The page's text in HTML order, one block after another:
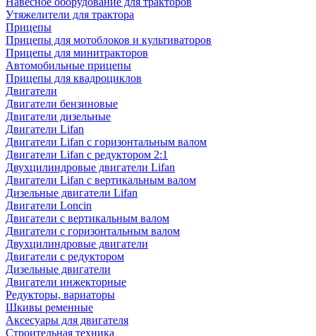
Утяжелители для трактора
Прицепы
Прицепы для мотоблоков и культиваторов
Прицепы для минитракторов
Автомобильные прицепы
Прицепы для квадроциклов
Двигатели
Двигатели бензиновые
Двигатели дизельные
Двигатели Lifan
Двигатели Lifan с горизонтальным валом
Двигатели Lifan с редуктором 2:1
Двухцилиндровые двигатели Lifan
Двигатели Lifan с вертикальным валом
Дизельные двигатели Lifan
Двигатели Loncin
Двигатели с вертикальным валом
Двигатели с горизонтальным валом
Двухцилиндровые двигатели
Двигатели с редуктором
Дизельные двигатели
Двигатели инжекторные
Редукторы, вариаторы
Шкивы ременные
Аксесуары для двигателя
Строительная техника